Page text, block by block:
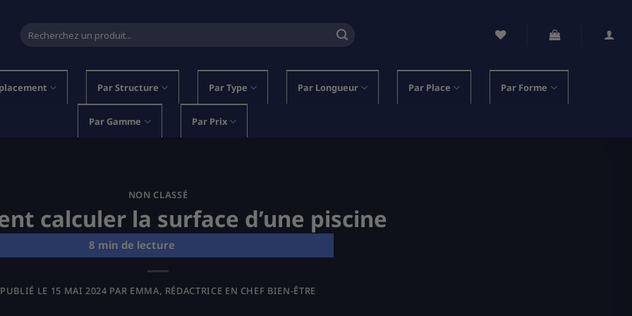
Recherche
pour :
Par Structure Par Type Par Longueur Par Place Par Forme
Par Gamme Par Prix
NON CLASSÉ
calculer la surface d’une piscine
PUBLIÉ LE 15 MAI 2024 PAR EMMA, RÉDACTRICE EN CHEF BIEN-ÊTRE